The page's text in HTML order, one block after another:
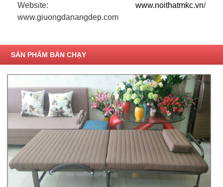
Website: www.noithatmkc.vn/
www.giuongdanangdep.com
SẢN PHẨM BÁN CHẠY